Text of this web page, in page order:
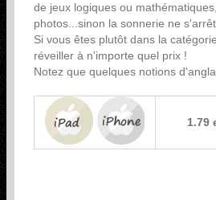
de jeux logiques ou
photos...sinon la sonnerie ne
Si vous êtes plutôt dans la
réveiller à n'importe quel prix !
Notez que quelques notions
1.79